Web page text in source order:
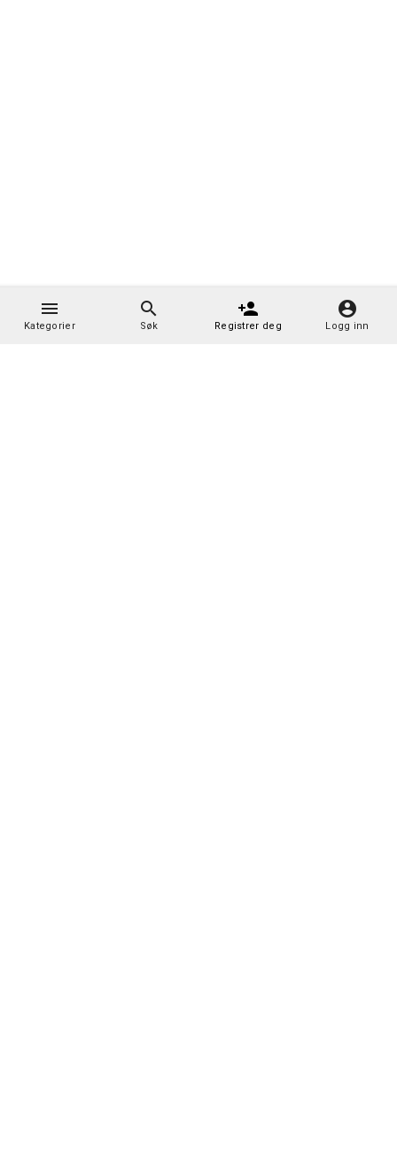
menu
Kategorier
search
Søk
person_add
Registrer deg
account_circle
Logg inn